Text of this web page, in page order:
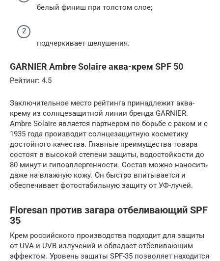
белый финиш при толстом слое;
подчеркивает шелушения.
GARNIER Ambre Solaire аква-крем SPF 50
Рейтинг: 4.5
Заключительное место рейтинга принадлежит аква-
крему из солнцезащитной линии бренда GARNIER.
Ambre Solaire является партнером по борьбе с раком и с
1935 года производит солнцезащитную косметику
достойного качества. Главные преимущества товара
состоят в высокой степени защиты, водостойкости до
80 минут и гипоаллергенности. Состав можно наносить
даже на влажную кожу. Он быстро впитывается и
обеспечивает фотостабильную защиту от УФ-лучей.
Floresan против загара отбеливающий SPF
35
Крем российского производства подходит для защиты
от UVA и UVB излучений и обладает отбеливающим
эффектом. Уровень защиты SPF-35 позволяет находится